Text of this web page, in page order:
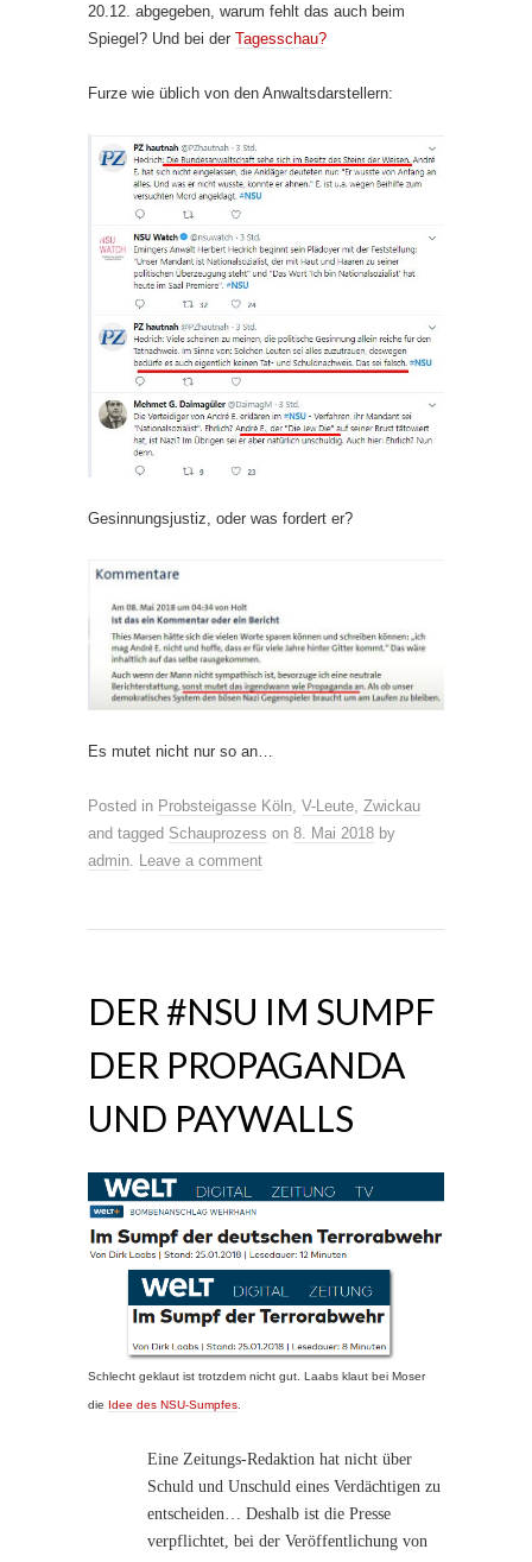
20.12. abgegeben, warum fehlt das auch beim
Spiegel? Und bei der Tagesschau?
Furze wie üblich von den Anwaltsdarstellern:
Gesinnungsjustiz, oder was fordert er?
Es mutet nicht nur so an…
Posted in Probsteigasse Köln V-Leute Zwickau
and tagged Schauprozess on 8. Mai 2018 by
admin Leave a comment
DER #NSU IM SUMPF
DER PROPAGANDA
UND PAYWALLS
Schlecht geklaut ist trotzdem nicht gut. Laabs klaut bei Moser
die Idee des NSU-Sumpfes
Eine Zeitungs-Redaktion hat nicht über
Schuld und Unschuld eines Verdächtigen zu
entscheiden… Deshalb ist die Presse
verpflichtet, bei der Veröffentlichung von